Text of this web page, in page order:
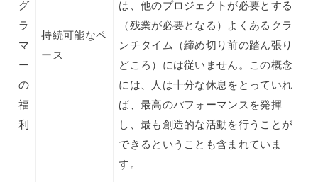
グ
ラ
マ
ー
の
福
利
持続可能なペ
ース
は、他のプロジェクトが必要とする
（残業が必要となる）よくあるクラ
ンチタイム（締め切り前の踏ん張り
どころ）には従いません。この概念
には、人は十分な休息をとっていれ
ば、最高のパフォーマンスを発揮
し、最も創造的な活動を行うことが
できるということも含まれていま
す。